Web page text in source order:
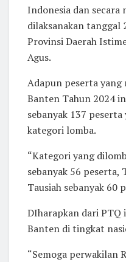
Indonesia dan secara
dilaksanakan tanggal
Provinsi Daerah
Agus.
Adapun peserta yang
Banten Tahun 2024
sebanyak 137
kategori lomba.
“Kategori yang
sebanyak 56 peserta,
Tausiah sebanyak 60
DIharapkan dari
Banten di tingkat
“Semoga perwakilan